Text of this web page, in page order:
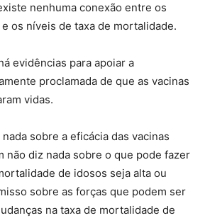
nenhuma conexão entre os
os níveis de taxa de mortalidade.
evidências para apoiar a
proclamada de que as vacinas
vidas.
sobre a eficácia das vacinas
não diz nada sobre o que pode fazer
de idosos seja alta ou
sobre as forças que podem ser
na taxa de mortalidade de